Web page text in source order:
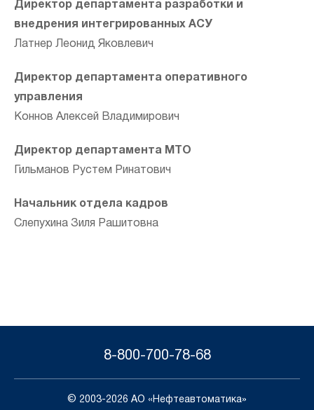
Директор департамента разработки и
внедрения интегрированных АСУ
Латнер Леонид Яковлевич
Директор департамента оперативного
управления
Коннов Алексей Владимирович
Директор департамента МТО
Гильманов Рустем Ринатович
Начальник отдела кадров
Слепухина Зиля Рашитовна
8-800-700-78-68
© 2003-2026 АО «Нефтеавтоматика»